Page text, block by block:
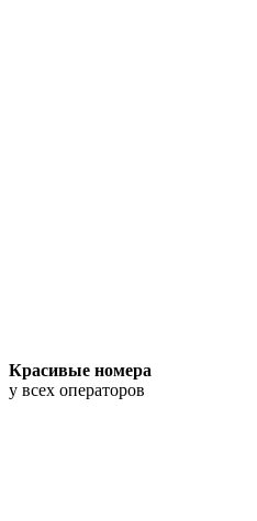
Красивые номера
у всех операторов